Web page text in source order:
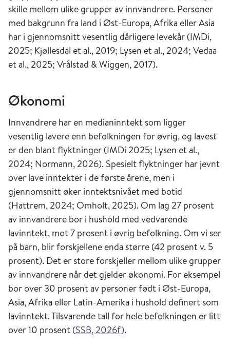
skille mellom ulike grupper av innvandrere. Personer
med bakgrunn fra land i Øst-Europa, Afrika eller Asia
har i gjennomsnitt vesentlig dårligere levekår (IMDi,
2025; Kjøllesdal et al., 2019; Lysen et al., 2024; Vedaa
et al., 2025; Vrålstad & Wiggen, 2017).
Økonomi
Innvandrere har en medianinntekt som ligger
vesentlig lavere enn befolkningen for øvrig, og lavest
er den blant flyktninger (IMDi 2025; Lysen et al.,
2024; Normann, 2026). Spesielt flyktninger har jevnt
over lave inntekter i de første årene, men i
gjennomsnitt øker inntektsnivået med botid
(Hattrem, 2024; Omholt, 2025). Om lag 27 prosent
av innvandrere bor i hushold med vedvarende
lavinntekt, mot 7 prosent i øvrig befolkning. Om vi ser
på barn, blir forskjellene enda større (42 prosent v. 5
prosent). Det er store forskjeller mellom ulike grupper
av innvandrere når det gjelder økonomi. For eksempel
bor over 30 prosent av personer født i Øst-Europa,
Asia, Afrika eller Latin-Amerika i hushold definert som
lavinntekt. Tilsvarende tall for hele befolkningen er litt
over 10 prosent (SSB, 2026f).